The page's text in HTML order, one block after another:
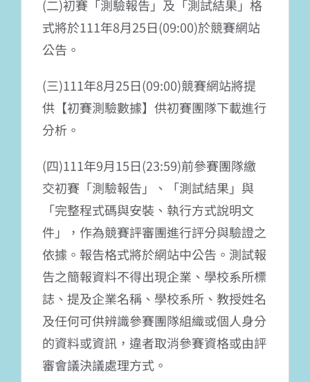
(二)初賽「測驗報告」及「測試結果」格
式將於111年8月25日(09:00)於競賽網站
公告。
(三)111年8月25日(09:00)競賽網站將提
供【初賽測驗數據】供初賽團隊下載進行
分析。
(四)111年9月15日(23:59)前參賽團隊繳
交初賽「測驗報告」、「測試結果」與
「完整程式碼與安裝、執行方式說明文
件」，作為競賽評審團進行評分與驗證之
依據。報告格式將於網站中公告。測試報
告之簡報資料不得出現企業、學校系所標
誌、提及企業名稱、學校系所、教授姓名
及任何可供辨識參賽團隊組織或個人身分
的資料或資訊，違者取消參賽資格或由評
審會議決議處理方式。